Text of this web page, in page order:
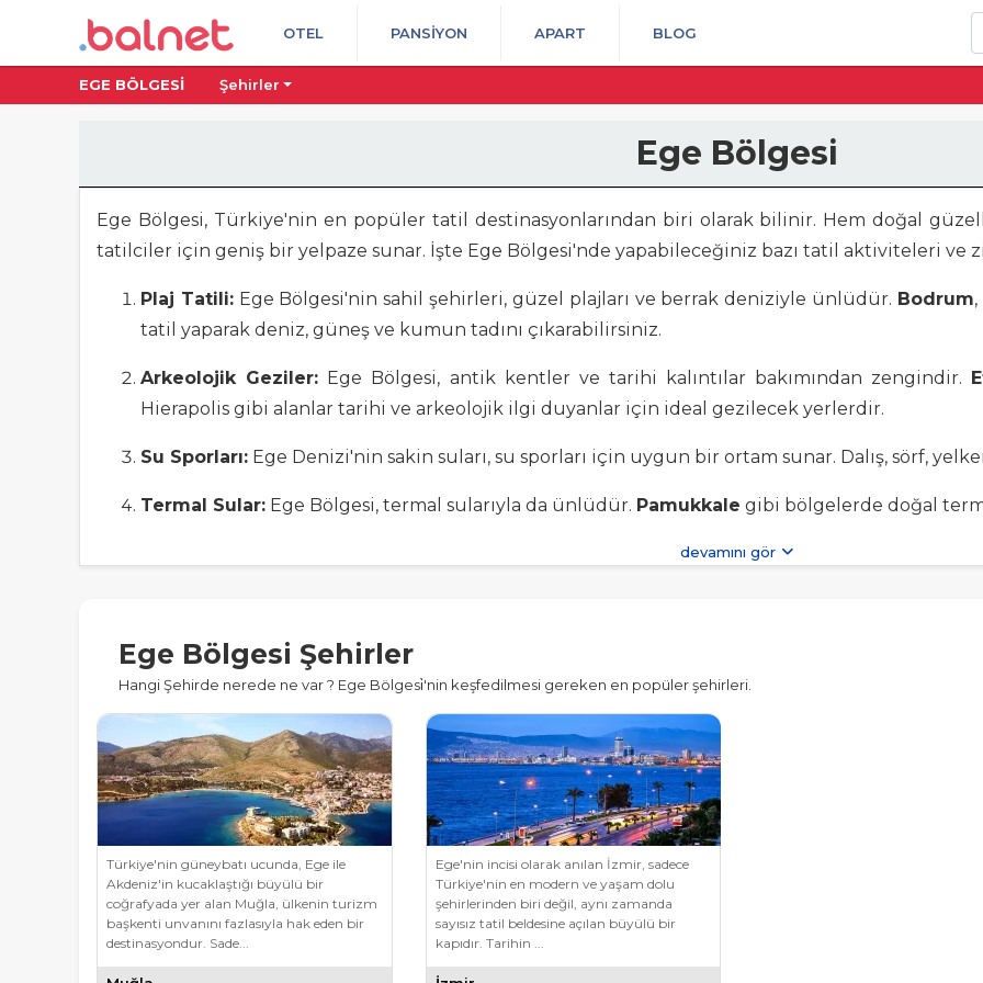
OTEL PANSIYON APART BLOG
Ara
EGE BÖLGESI Şehirler
Ege Bölgesi
Ege Bölgesi, Türkiye'nin en popüler tatil destinasyonlarından biri olarak bilinir. Hem doğal
tatilciler için geniş bir yelpaze sunar. İşte Ege Bölgesi'nde yapabileceğiniz bazı tatil aktiviteleri ve
Plaj Tatili:Ege Bölgesi'nin sahil şehirleri, güzel plajları ve berrak deniziyle ünlüdür. Bodrum
tatil yaparak deniz, güneş ve kumun tadını çıkarabilirsiniz.
Arkeolojik Geziler: Ege Bölgesi, antik kentler ve tarihi kalıntılar bakımından zengindir.
Hierapolis gibi alanlar tarihi ve arkeolojik ilgi duyanlar için ideal gezilecek yerlerdir.
Su Sporları: Ege Denizi'nin sakin suları, su sporları için uygun bir ortam sunar. Dalış, sörf,
Termal Sular: Ege Bölgesi, termal sularıyla da ünlüdür. Pamukkale gibi bölgelerde doğal
Bölgenin doğal güzellikleri yürüyüş ve doğa yürüyüşleri
geleneksel Ege lezzetlerini deneyebilirsiniz.
Kültürel Etkinlikler:Ege Bölgesi'nde yaz aylarında birçok kültürel etkinlik ve festival
gösterileri gibi etkinliklere katılabilirsiniz.
Adalar Turu:Ege Denizi'nde yer alan birçok adayı ziyaret etmek için adalar turuna
Adası gibi adalar popüler destinasyonlardır.
Ege Bölgesi'nde tatil planı yaparken, konaklama, ulaşım ve gezilecek yerleri önceden
sunan bu bölge, unutulmaz bir tatil deneyimi yaşamanıza olanak sağlar.
devamını gör
Ege Bölgesi Şehirler
Hangi Şehirde nerede ne var ? Ege Bölgesi̇'nin keşfedilmesi gereken en popüler şehirleri.
Türkiye'nin güneybatı ucunda, Ege ile
Akdeniz'in kucaklaştığı büyülü bir
coğrafyada yer alan Muğla, ülkenin turizm
başkenti unvanını fazlasıyla hak eden bir
destinasyondur. Sade...
Ege'nin incisi olarak anılan İzmir, sadece
Türkiye'nin en modern ve yaşam dolu
şehirlerinden biri değil, aynı zamanda
sayısız tatil beldesine açılan büyülü bir
kapıdır. Tarihin ...